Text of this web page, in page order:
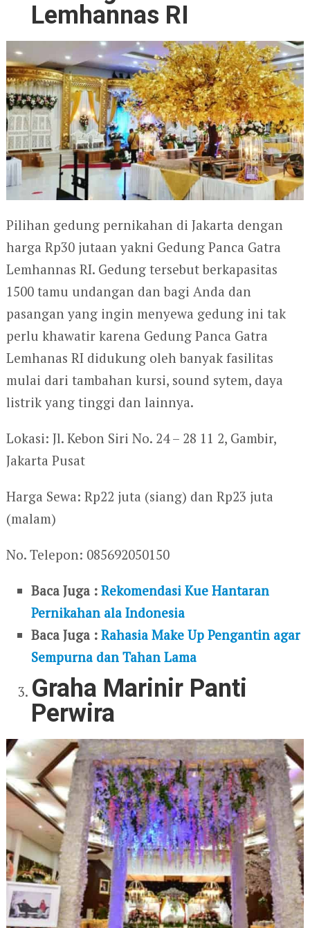
Lemhannas RI
Pilihan gedung pernikahan di Jakarta dengan
harga Rp30 jutaan yakni Gedung Panca Gatra
Lemhannas RI. Gedung tersebut berkapasitas
1500 tamu undangan dan bagi Anda dan
pasangan yang ingin menyewa gedung ini tak
perlu khawatir karena Gedung Panca Gatra
Lemhanas RI didukung oleh banyak fasilitas
mulai dari tambahan kursi, sound sytem, daya
listrik yang tinggi dan lainnya.
Lokasi: Jl. Kebon Siri No. 24 – 28 11 2, Gambir,
Jakarta Pusat
Harga Sewa: Rp22 juta (siang) dan Rp23 juta
(malam)
No. Telepon: 085692050150
Baca Juga :Rekomendasi Kue Hantaran
Pernikahan ala Indonesia
Baca Juga :Rahasia Make Up Pengantin agar
Sempurna dan Tahan Lama
Graha Marinir Panti
Perwira